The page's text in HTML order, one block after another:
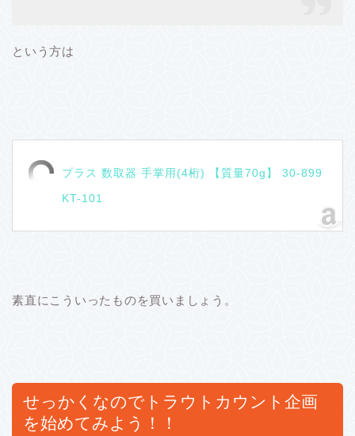
という方は
プラス 数取器 手掌用(4桁) 【質量70g】 30-899
KT-101
素直にこういったものを買いましょう。
せっかくなのでトラウトカウント企画
を始めてみよう！！